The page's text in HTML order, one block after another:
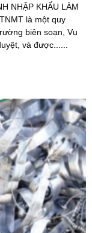
NHẬP KHẨU LÀM
là một quy
biên soạn, Vụ
và được......